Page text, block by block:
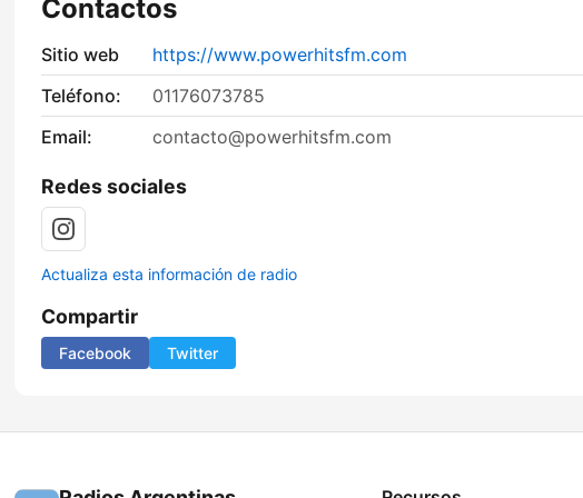
Contactos
Sitio web
https://www.powerhitsfm.com
Teléfono:
01176073785
Email:
contacto@powerhitsfm.com
Redes sociales
Actualiza esta información de radio
Compartir
Facebook Twitter